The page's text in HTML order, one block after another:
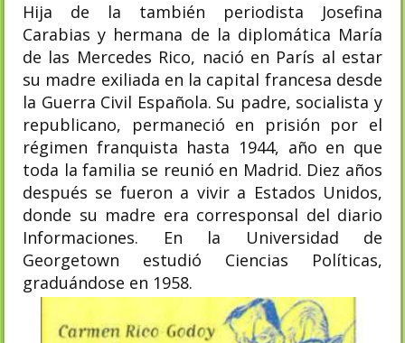
Hija de la también periodista Josefina
Carabias y hermana de la diplomática María
de las Mercedes Rico, nació en París al estar
su madre exiliada en la capital francesa desde
la Guerra Civil Española. Su padre, socialista y
republicano, permaneció en prisión por el
régimen franquista hasta 1944, año en que
toda la familia se reunió en Madrid. Diez años
después se fueron a vivir a Estados Unidos,
donde su madre era corresponsal del diario
Informaciones. En la Universidad de
Georgetown estudió Ciencias Políticas,
graduándose en 1958.